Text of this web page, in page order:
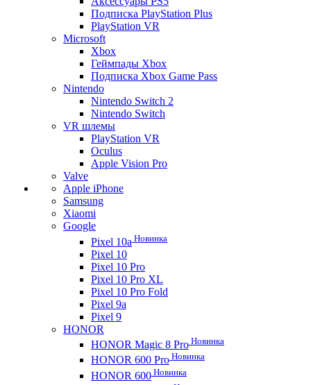
Подписка PlayStation Plus
PlayStation VR
Microsoft
Xbox
Геймпады Xbox
Подписка Xbox Game Pass
Nintendo
Nintendo Switch 2
Nintendo Switch
VR шлемы
PlayStation VR
Oculus
Apple Vision Pro
Valve
Apple iPhone
Samsung
Xiaomi
Google
Pixel 10a Новинка
Pixel 10
Pixel 10 Pro
Pixel 10 Pro XL
Pixel 10 Pro Fold
Pixel 9a
Pixel 9
HONOR
HONOR Magic 8 Pro Новинка
HONOR 600 Pro Новинка
HONOR 600 Новинка